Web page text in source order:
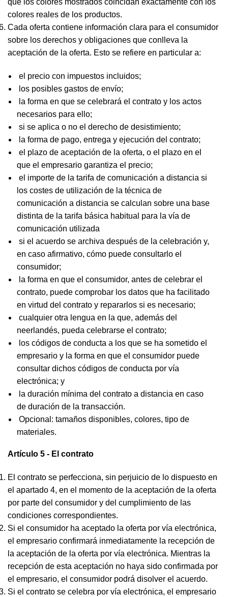
que los colores mostrados coincidan exactamente con los
colores reales de los productos.
Cada oferta contiene información clara para el consumidor
sobre los derechos y obligaciones que conlleva la
aceptación de la oferta. Esto se refiere en particular a:
el precio con impuestos incluidos;
los posibles gastos de envío;
la forma en que se celebrará el contrato y los actos
necesarios para ello;
si se aplica o no el derecho de desistimiento;
la forma de pago, entrega y ejecución del contrato;
el plazo de aceptación de la oferta, o el plazo en el
que el empresario garantiza el precio;
el importe de la tarifa de comunicación a distancia si
los costes de utilización de la técnica de
comunicación a distancia se calculan sobre una base
distinta de la tarifa básica habitual para la vía de
comunicación utilizada
si el acuerdo se archiva después de la celebración y,
en caso afirmativo, cómo puede consultarlo el
consumidor;
la forma en que el consumidor, antes de celebrar el
contrato, puede comprobar los datos que ha facilitado
en virtud del contrato y repararlos si es necesario;
cualquier otra lengua en la que, además del
neerlandés, pueda celebrarse el contrato;
los códigos de conducta a los que se ha sometido el
empresario y la forma en que el consumidor puede
consultar dichos códigos de conducta por vía
electrónica; y
la duración mínima del contrato a distancia en caso
de duración de la transacción.
Opcional: tamaños disponibles, colores, tipo de
materiales.
Artículo 5 - El contrato
El contrato se perfecciona, sin perjuicio de lo dispuesto en
el apartado 4, en el momento de la aceptación de la oferta
por parte del consumidor y del cumplimiento de las
condiciones correspondientes.
Si el consumidor ha aceptado la oferta por vía electrónica,
el empresario confirmará inmediatamente la recepción de
la aceptación de la oferta por vía electrónica. Mientras la
recepción de esta aceptación no haya sido confirmada por
el empresario, el consumidor podrá disolver el acuerdo.
Si el contrato se celebra por vía electrónica, el empresario